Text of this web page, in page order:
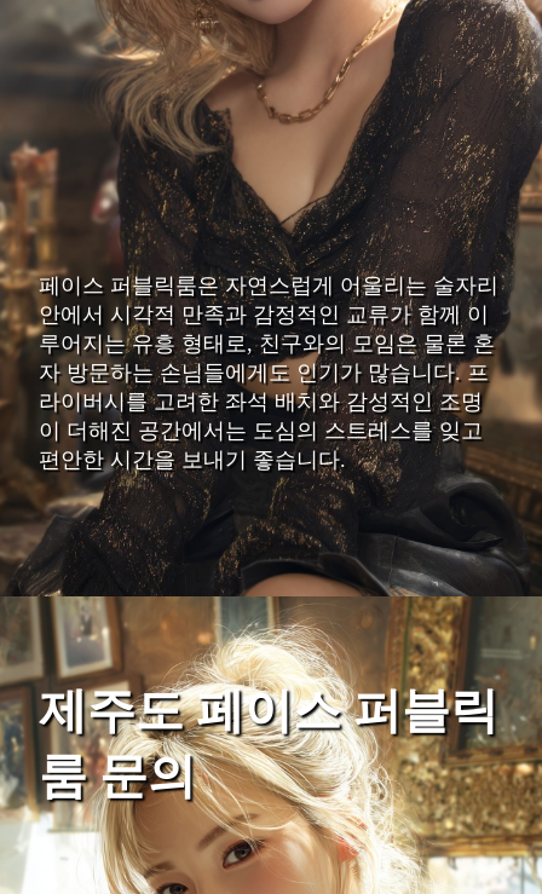
페이스 퍼블릭룸은 자연스럽게 어울리는 술자리
안에서 시각적 만족과 감정적인 교류가 함께 이
루어지는 유흥 형태로, 친구와의 모임은 물론 혼
자 방문하는 손님들에게도 인기가 많습니다. 프
라이버시를 고려한 좌석 배치와 감성적인 조명
이 더해진 공간에서는 도심의 스트레스를 잊고
편안한 시간을 보내기 좋습니다.
제주도 페이스 퍼블릭
룸 문의